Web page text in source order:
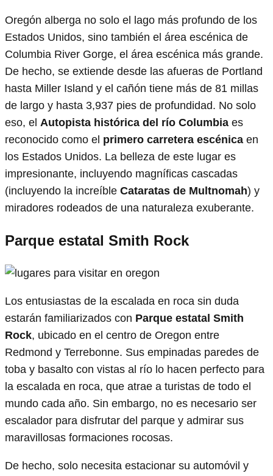
Oregón alberga no solo el lago más profundo de los
Estados Unidos, sino también el área escénica de
Columbia River Gorge, el área escénica más grande.
De hecho, se extiende desde las afueras de Portland
hasta Miller Island y el cañón tiene más de 81 millas
de largo y hasta 3,937 pies de profundidad. No solo
eso, el Autopista histórica del río Columbia es
reconocido como el primero carretera escénica en
los Estados Unidos. La belleza de este lugar es
impresionante, incluyendo magníficas cascadas
(incluyendo la increíble Cataratas de Multnomah) y
miradores rodeados de una naturaleza exuberante.
Parque estatal Smith Rock
Los entusiastas de la escalada en roca sin duda
estarán familiarizados con Parque estatal Smith
Rock, ubicado en el centro de Oregon entre
Redmond y Terrebonne. Sus empinadas paredes de
toba y basalto con vistas al río lo hacen perfecto para
la escalada en roca, que atrae a turistas de todo el
mundo cada año. Sin embargo, no es necesario ser
escalador para disfrutar del parque y admirar sus
maravillosas formaciones rocosas.
De hecho, solo necesita estacionar su automóvil y